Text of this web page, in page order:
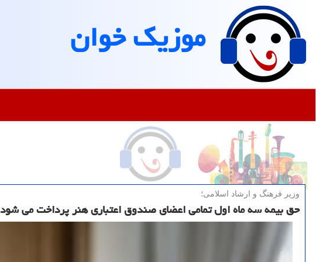
موزیك خوان
وزیر فرهنگ و ارشاد اسلامی؛
حق بیمه سه ماه اول تمامی اعضای صندوق اعتباری هنر پرداخت می شود